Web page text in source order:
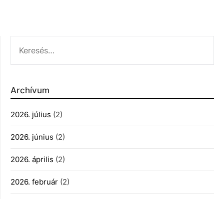
Archívum
2026. július (2)
2026. június (2)
2026. április (2)
2026. február (2)